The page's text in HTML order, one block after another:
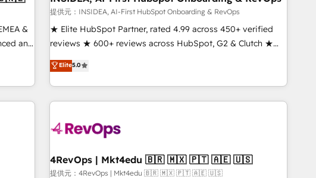
&
and
global
提供元：INSIDEA, AI-First HubSpot Onboarding & RevOps
★ Elite HubSpot Partner, rated 4.99 across 450+ verified
reviews ★ 600+ reviews across HubSpot, G2 & Clutch ★
150+ in-house HubSpot-certified experts ★ 1,500+
implementations across 25+ countries ★ AI-first, RevOps-
led, onboarding-obsessed INSIDEA helps growing
companies turn HubSpot into a revenue engine. We
powered workflows that drive adoption from week one, in
with workflows built around your business, not a template.
➤ Migration: Move from any legacy CRM. Zero downtime,
Elite5.0
4RevOps | Mkt4edu 🇧🇷 🇲🇽 🇵🇹 🇦🇪 🇺🇸
提供元：4RevOps | Mkt4edu 🇧🇷 🇲🇽 🇵🇹 🇦🇪 🇺🇸